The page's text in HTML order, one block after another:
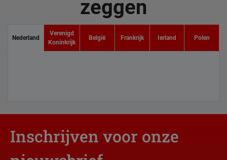
zeggen
Nederland
Verenigd
Koninkrijk
België Frankrijk Ierland Polen
Inschrijven voor onze